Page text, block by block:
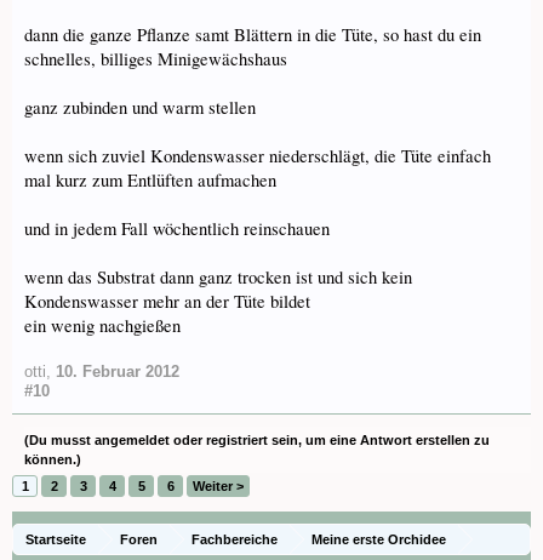
dann die ganze Pflanze samt Blättern in die Tüte, so hast du ein
schnelles, billiges Minigewächshaus
ganz zubinden und warm stellen
wenn sich zuviel Kondenswasser niederschlägt, die Tüte einfach
mal kurz zum Entlüften aufmachen
und in jedem Fall wöchentlich reinschauen
wenn das Substrat dann ganz trocken ist und sich kein
Kondenswasser mehr an der Tüte bildet
ein wenig nachgießen
otti, 10. Februar 2012
#10
(Du musst angemeldet oder registriert sein, um eine Antwort erstellen zu
können.)
1
2 3 4 5 6 Weiter >
Startseite Foren Fachbereiche Meine erste Orchidee